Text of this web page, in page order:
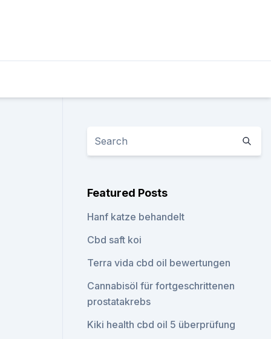
Featured Posts
Hanf katze behandelt
Cbd saft koi
Terra vida cbd oil bewertungen
Cannabisöl für fortgeschrittenen
prostatakrebs
Kiki health cbd oil 5 überprüfung